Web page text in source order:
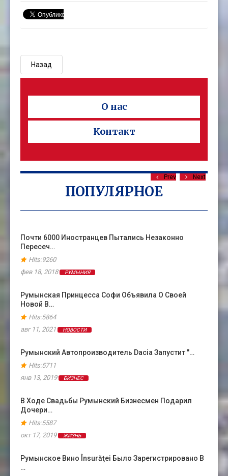
Назад
О нас
Контакт
ПОПУЛЯРНОЕ
Prev Next
Почти 6000 Иностранцев Пытались Незаконно
Пересеч…
Hits:9260
фев 18, 2018
РУМЫНИЯ
Румынская Принцесса Софи Объявила О Своей
Новой В…
Hits:5864
авг 11, 2021
НОВОСТИ
Румынский Автопроизводитель Dacia Запустит "…
Hits:5711
янв 13, 2019
БИЗНЕС
В Ходе Свадьбы Румынский Бизнесмен Подарил
Дочери…
Hits:5587
окт 17, 2019
ЖИЗНЬ
Румынское Вино Însurăţei Было Зарегистрировано В
…